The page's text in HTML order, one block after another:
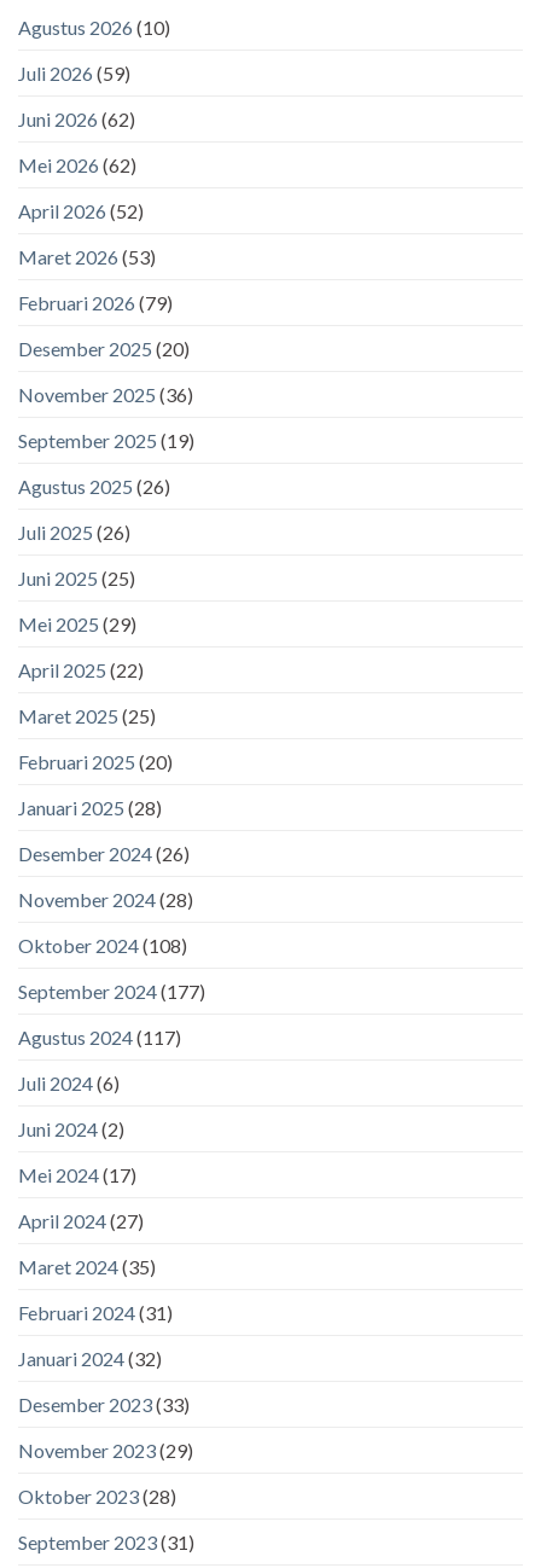
Agustus 2026 (10)
Juli 2026 (59)
Juni 2026 (62)
Mei 2026 (62)
April 2026 (52)
Maret 2026 (53)
Februari 2026 (79)
Desember 2025 (20)
November 2025 (36)
September 2025 (19)
Agustus 2025 (26)
Juli 2025 (26)
Juni 2025 (25)
Mei 2025 (29)
April 2025 (22)
Maret 2025 (25)
Februari 2025 (20)
Januari 2025 (28)
Desember 2024(26)
November 2024(28)
Oktober 2024(108)
September 2024(177)
Agustus 2024(117)
Juli 2024(6)
Juni 2024(2)
Mei 2024(17)
April 2024(27)
Maret 2024(35)
Februari 2024(31)
Januari 2024(32)
Desember 2023(33)
November 2023(29)
Oktober 2023(28)
September 2023(31)